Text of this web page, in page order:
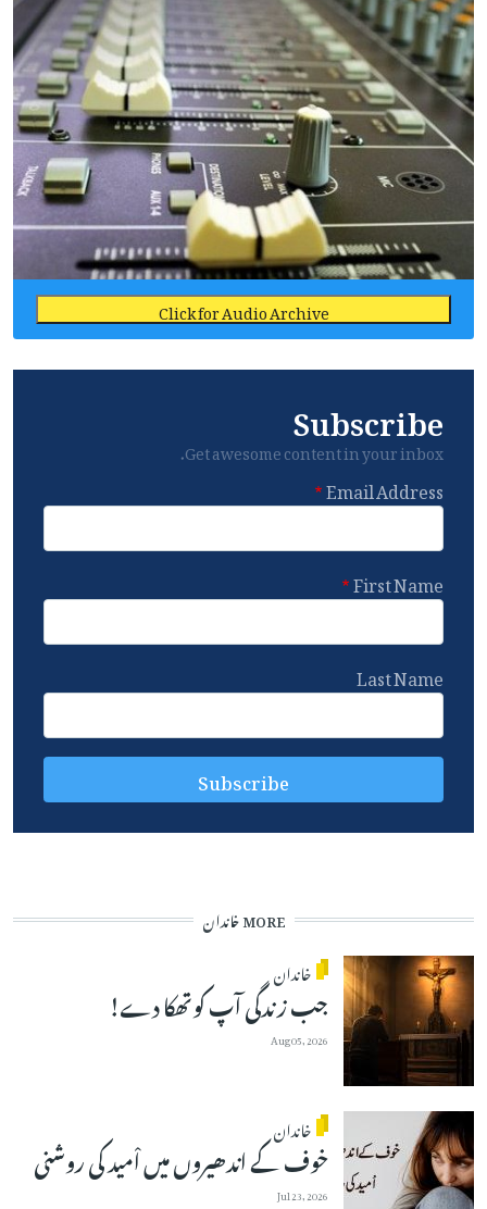
Click for Audio Archive
Subscribe
Get awesome content in your inbox.
Email Address
First Name
Last Name
MORE خاندان
خاندان
جب زندگی آپ کوتھکا دے!
Aug 05, 2026
خاندان
خوف کے اندھیروں میں اْمید کی روشنی
Jul 23, 2026